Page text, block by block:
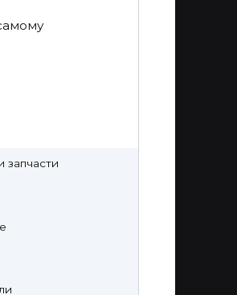
запчасти